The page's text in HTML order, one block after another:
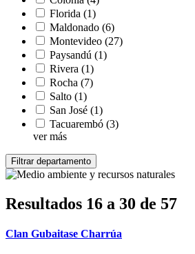
Florida (1)
Maldonado (6)
Montevideo (27)
Paysandú (1)
Rivera (1)
Rocha (7)
Salto (1)
San José (1)
Tacuarembó (3)
ver más
Resultados 16 a 30 de 57
Clan Gubaitase Charrúa